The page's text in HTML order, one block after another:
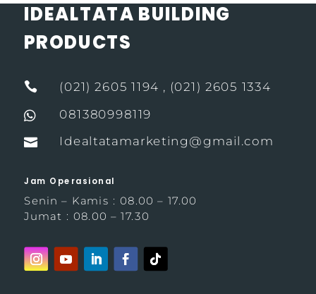
IDEALTATA BUILDING
PRODUCTS
 (021) 2605 1194 , (021) 2605 1334
 081380998119
 Idealtatamarketing@gmail.com
Jam Operasional
Senin – Kamis : 08.00 – 17.00
Jumat : 08.00 – 17.30